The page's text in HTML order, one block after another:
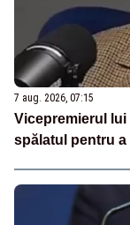
7 aug. 2026, 07:15
Vicepremierul
spălatul pentru